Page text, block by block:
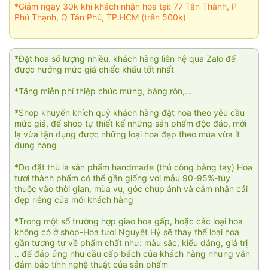
*Giảm ngay 30k khi khách nhận hoa tại: 77 Tân Thành, P
Phú Thạnh, Q Tân Phú, TP.HCM (trên 500k)
*Đặt hoa số lượng nhiều, khách hàng liên hệ qua Zalo để
được hưởng mức giá chiếc khấu tốt nhất
*Tặng miễn phí thiệp chúc mừng, băng rôn,...
*Shop khuyến khích quý khách hàng đặt hoa theo yêu cầu
mức giá, để shop tự thiết kế những sản phẩm độc đáo, mới
lạ vừa tận dụng được những loại hoa đẹp theo mùa vừa ít
đụng hàng
*Do đặt thù là sản phẩm handmade (thủ công bằng tay) Hoa
tươi thành phẩm có thể gần giống với mẫu 90-95%-tùy
thuộc vào thời gian, mùa vụ, góc chụp ảnh và cảm nhận cái
đẹp riêng của mỗi khách hàng
*Trong một số trường hợp giao hoa gấp, hoặc các loại hoa
không có ở shop-Hoa tươi Nguyệt Hỷ sẽ thay thế loại hoa
gần tương tự về phẩm chất như: màu sắc, kiểu dáng, giá trị
.. để đáp ứng nhu cầu cấp bách của khách hàng nhưng vẫn
đảm bảo tính nghệ thuật của sản phẩm